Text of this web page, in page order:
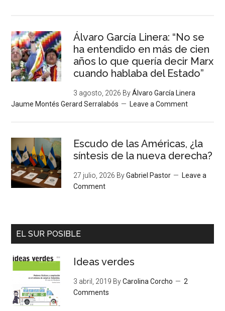
Álvaro García Linera: “No se
ha entendido en más de cien
años lo que quería decir Marx
cuando hablaba del Estado”
3 agosto, 2026 ByÁlvaro García Linera
Jaume Montés Gerard Serralabós
Leave a Comment
Escudo de las Américas, ¿la
síntesis de la nueva derecha?
27 julio, 2026 ByGabriel Pastor
Leave a
Comment
EL SUR POSIBLE
Ideas verdes
3 abril, 2019 ByCarolina Corcho
2
Comments